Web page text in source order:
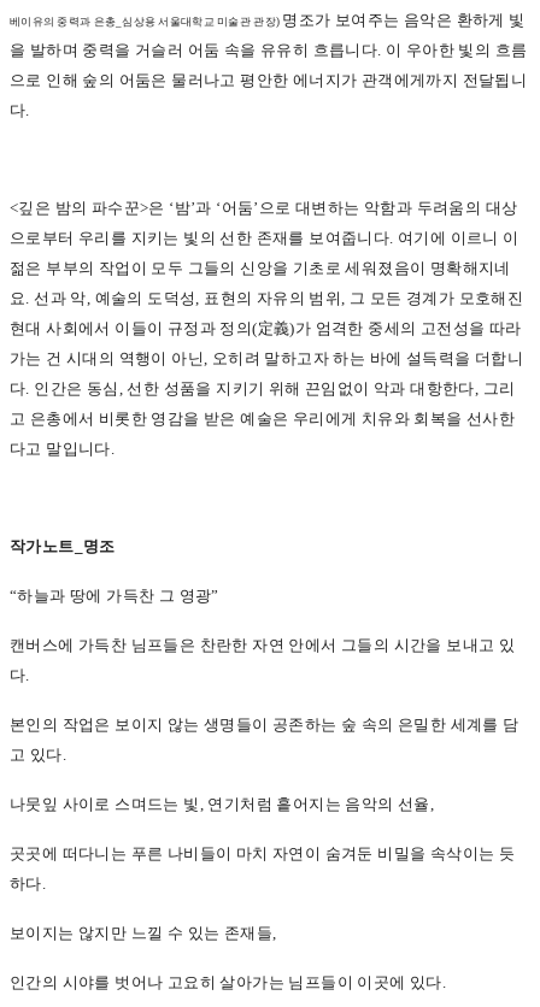
베이유의 중력과 은총_심상용 서울대학교 미술관 관장) 명조가 보여주는 음악은 환하게 빛
을 발하며 중력을 거슬러 어둠 속을 유유히 흐릅니다. 이 우아한 빛의 흐름
으로 인해 숲의 어둠은 물러나고 평안한 에너지가 관객에게까지 전달됩니
다.
<깊은 밤의 파수꾼>은 ‘밤’과 ‘어둠’으로 대변하는 악함과 두려움의 대상
으로부터 우리를 지키는 빛의 선한 존재를 보여줍니다. 여기에 이르니 이
젊은 부부의 작업이 모두 그들의 신앙을 기초로 세워졌음이 명확해지네
요. 선과 악, 예술의 도덕성, 표현의 자유의 범위, 그 모든 경계가 모호해진
현대 사회에서 이들이 규정과 정의(定義)가 엄격한 중세의 고전성을 따라
가는 건 시대의 역행이 아닌, 오히려 말하고자 하는 바에 설득력을 더합니
다. 인간은 동심, 선한 성품을 지키기 위해 끈임없이 악과 대항한다, 그리
고 은총에서 비롯한 영감을 받은 예술은 우리에게 치유와 회복을 선사한
다고 말입니다.
작가노트_명조
“하늘과 땅에 가득찬 그 영광”
캔버스에 가득찬 님프들은 찬란한 자연 안에서 그들의 시간을 보내고 있
다.
본인의 작업은 보이지 않는 생명들이 공존하는 숲 속의 은밀한 세계를 담
고 있다.
나뭇잎 사이로 스며드는 빛, 연기처럼 흩어지는 음악의 선율,
곳곳에 떠다니는 푸른 나비들이 마치 자연이 숨겨둔 비밀을 속삭이는 듯
하다.
보이지는 않지만 느낄 수 있는 존재들,
인간의 시야를 벗어나 고요히 살아가는 님프들이 이곳에 있다.